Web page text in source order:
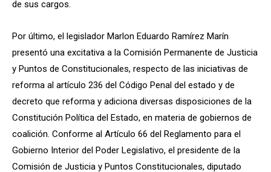
de sus cargos.
Por último, el legislador Marlon Eduardo Ramírez Marín
presentó una excitativa a la Comisión Permanente de Justicia
y Puntos de Constitucionales, respecto de las iniciativas de
reforma al artículo 236 del Código Penal del estado y de
decreto que reforma y adiciona diversas disposiciones de la
Constitución Política del Estado, en materia de gobiernos de
coalición. Conforme al Artículo 66 del Reglamento para el
Gobierno Interior del Poder Legislativo, el presidente de la
Comisión de Justicia y Puntos Constitucionales, diputado